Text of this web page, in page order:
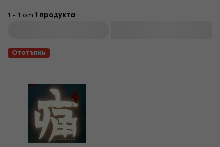
1 - 1 от 1 продукта
Отстъпки